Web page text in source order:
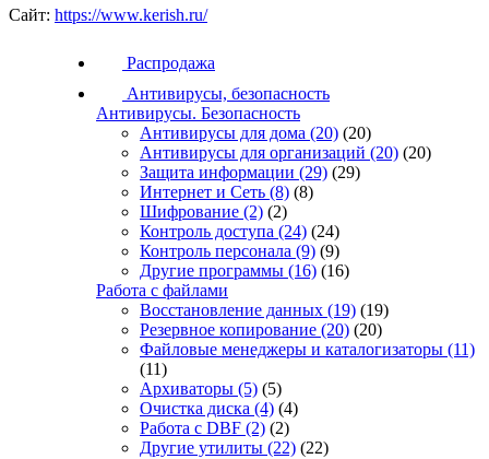
Сайт: https://www.kerish.ru/
Распродажа
Антивирусы, безопасность
Антивирусы. Безопасность
Антивирусы для дома (20) (20)
Антивирусы для организаций (20) (20)
Защита информации (29) (29)
Интернет и Сеть (8) (8)
Шифрование (2) (2)
Контроль доступа (24) (24)
Контроль персонала (9) (9)
Другие программы (16) (16)
Работа с файлами
Восстановление данных (19) (19)
Резервное копирование (20) (20)
Файловые менеджеры и каталогизаторы (11)
(11)
Архиваторы (5) (5)
Очистка диска (4) (4)
Работа с DBF (2) (2)
Другие утилиты (22) (22)